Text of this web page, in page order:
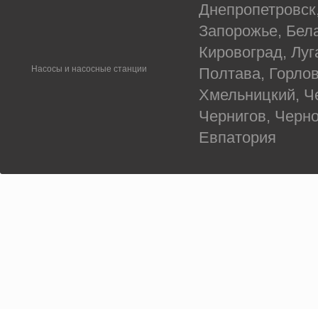
Насосы и насосные станции
Запорожье,
Кировоград,
Полтава,
Хмельницкий,
Чернигов,
Евпатория